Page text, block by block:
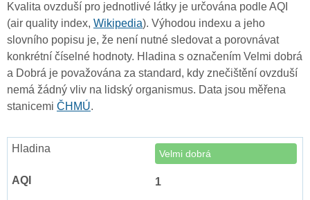
Kvalita ovzduší pro jednotlivé látky je určována podle AQI
(air quality index, Wikipedia). Výhodou indexu a jeho
slovního popisu je, že není nutné sledovat a porovnávat
konkrétní číselné hodnoty. Hladina s označením Velmi dobrá
a Dobrá je považována za standard, kdy znečištění ovzduší
nemá žádný vliv na lidský organismus. Data jsou měřena
stanicemi ČHMÚ.
Velmi dobrá
1